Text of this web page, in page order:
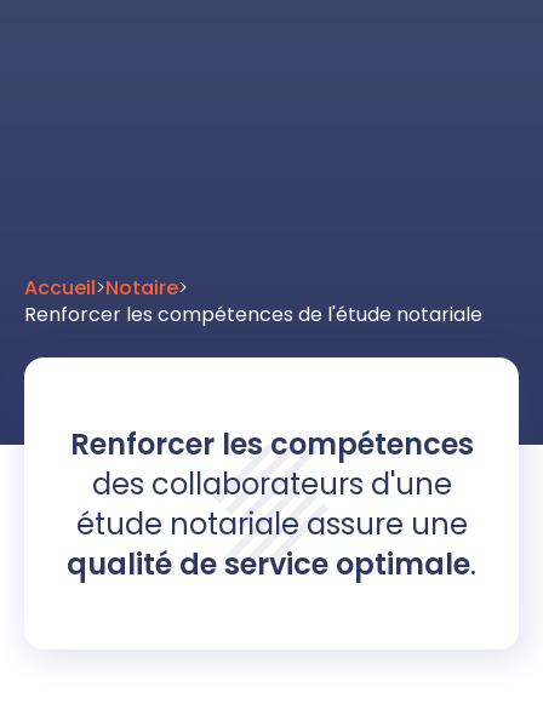
Accueil>Notaire>
Renforcer les compétences de l'étude notariale
Renforcer les compétences
des collaborateurs d'une
étude notariale assure une
qualité de service optimale.